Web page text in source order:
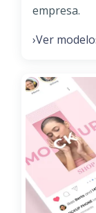
empresa.
›Ver